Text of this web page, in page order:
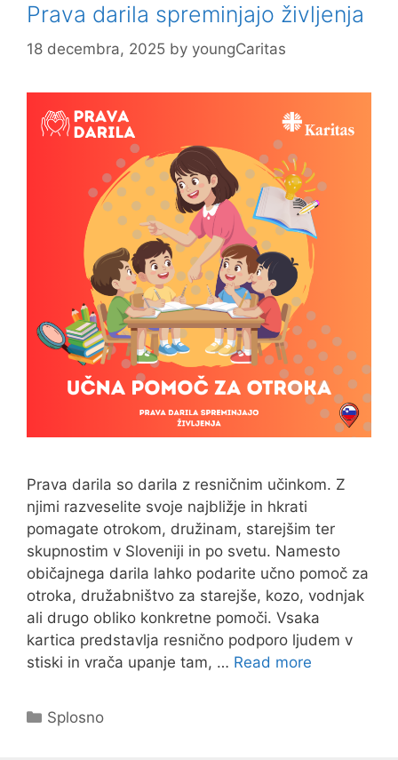
Prava darila spreminjajo življenja
18 decembra, 2025 by youngCaritas
Prava darila so darila z resničnim učinkom. Z
njimi razveselite svoje najbližje in hkrati
pomagate otrokom, družinam, starejšim ter
skupnostim v Sloveniji in po svetu. Namesto
običajnega darila lahko podarite učno pomoč za
otroka, družabništvo za starejše, kozo, vodnjak
ali drugo obliko konkretne pomoči. Vsaka
kartica predstavlja resnično podporo ljudem v
stiski in vrača upanje tam, … Read more
Categories
Splosno